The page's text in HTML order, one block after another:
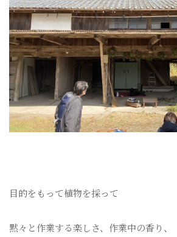
目的をもって植物を採って
黙々と作業する楽しさ、作業中の香り、